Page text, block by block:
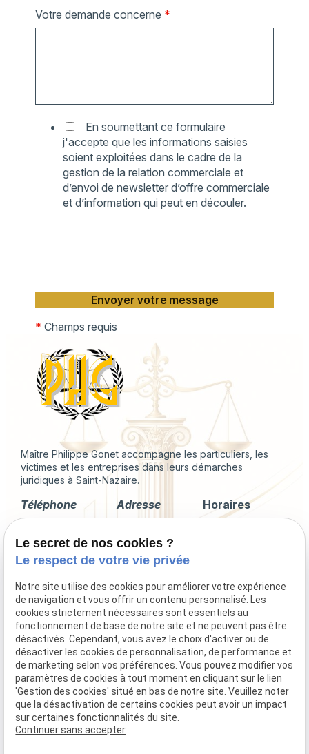
Votre demande concerne *
En soumettant ce formulaire
j'accepte que les informations saisies
soient exploitées dans le cadre de la
gestion de la relation commerciale et
d’envoi de newsletter d’offre commerciale
et d’information qui peut en découler.
* Champs requis
Maître Philippe Gonet accompagne les particuliers, les
victimes et les entreprises dans leurs démarches
juridiques à Saint-Nazaire.
Téléphone
Adresse
Corps de
Garde
Nazaire
Horaires
Droit immobilier
Droit de la famille
Procédures collectives
Indemnisation du préjudice corporel
Mentions légales
Le secret de nos cookies ?
Le respect de votre vie privée
Notre site utilise des cookies pour améliorer votre expérience
de navigation et vous offrir un contenu personnalisé. Les
cookies strictement nécessaires sont essentiels au
fonctionnement de base de notre site et ne peuvent pas être
désactivés. Cependant, vous avez le choix d'activer ou de
désactiver les cookies de personnalisation, de performance et
de marketing selon vos préférences. Vous pouvez modifier vos
paramètres de cookies à tout moment en cliquant sur le lien
'Gestion des cookies' situé en bas de notre site. Veuillez noter
que la désactivation de certains cookies peut avoir un impact
sur certaines fonctionnalités du site.
Continuer sans accepter